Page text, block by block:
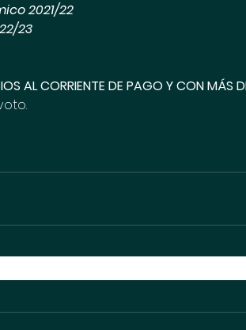
2021/22
23
AL CORRIENTE DE PAGO Y CON MÁS